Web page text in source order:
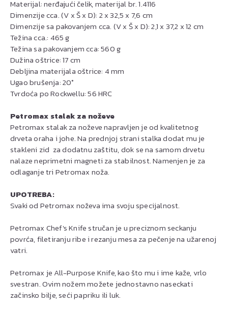
Materijal: nerđajući čelik, materijal br. 1.4116
Dimenzije cca. (V x Š x D): 2 x 32,5 x 7,6 cm
Dimenzije sa pakovanjem cca. (V x Š x D): 2,1 x 37,2 x 12 cm
Težina cca.: 465 g
Težina sa pakovanjem cca: 560 g
Dužina oštrice: 17 cm
Debljina materijala oštrice: 4 mm
Ugao brušenja: 20°
Tvrdoća po Rockwellu: 56 HRC
Petromax stalak za noževe
Petromax stalak za noževe napravljen je od kvalitetnog
drveta oraha i johe. Na prednjoj strani stalka dodat mu je
stakleni zid za dodatnu zaštitu, dok se na samom drvetu
nalaze neprimetni magneti za stabilnost. Namenjen je za
odlaganje tri Petromax noža.
UPOTREBA:
Svaki od Petromax noževa ima svoju specijalnost.
Petromax Chef's Knife stručan je u preciznom seckanju
povrća, filetiranju ribe i rezanju mesa za pečenje na užarenoj
vatri.
Petromax je All-Purpose Knife, kao što mu i ime kaže, vrlo
svestran. Ovim nožem možete jednostavno naseckati
začinsko bilje, seći papriku ili luk.